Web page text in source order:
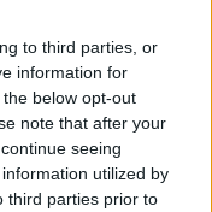
to third parties, or
information for
below opt-out
note that after your
seeing
utilized by
third parties prior to